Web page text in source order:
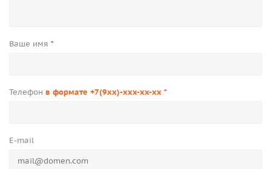
Ваше имя *
Телефон в формате +7(9xx)-xxx-xx-xx *
E-mail